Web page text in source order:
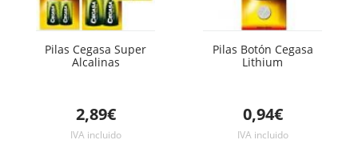
Pilas Cegasa Super
Alcalinas
2,89€
IVA incluido
Pilas Botón Cegasa
Lithium
0,94€
IVA incluido